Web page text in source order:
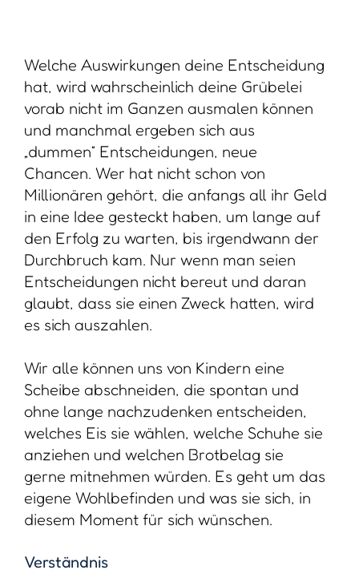
Welche Auswirkungen deine Entscheidung
hat, wird wahrscheinlich deine Grübelei
vorab nicht im Ganzen ausmalen können
und manchmal ergeben sich aus
„dummen“ Entscheidungen, neue
Chancen. Wer hat nicht schon von
Millionären gehört, die anfangs all ihr Geld
in eine Idee gesteckt haben, um lange auf
den Erfolg zu warten, bis irgendwann der
Durchbruch kam. Nur wenn man seien
Entscheidungen nicht bereut und daran
glaubt, dass sie einen Zweck hatten, wird
es sich auszahlen.
Wir alle können uns von Kindern eine
Scheibe abschneiden, die spontan und
ohne lange nachzudenken entscheiden,
welches Eis sie wählen, welche Schuhe sie
anziehen und welchen Brotbelag sie
gerne mitnehmen würden. Es geht um das
eigene Wohlbefinden und was sie sich, in
diesem Moment für sich wünschen.
Verständnis